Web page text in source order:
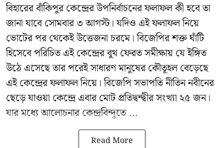
বিহারের বাঁকিপুর কেন্দ্রের উপনির্বাচনের ফলাফল কী হবে তা
জানা যাবে সোমবার ৩ আগস্ট। যদিও এই ফলাফল নিয়ে
ভোটের পর থেকেই উত্তেজনা চরমে। বিজেপির শক্ত ঘাঁটি
হিসেবে পরিচিত এই কেন্দ্রের বুথ ফেরত সমীক্ষায় যে ইঙ্গিত
উঠে এসেছে তার পরেই সাধারণ মানুষের কৌতূহল বেড়েছে
এই কেন্দ্রের ফলাফল নিয়ে। বিজেপি সভাপতি নীতিন নবীনের
ছেড়ে যাওয়া কেন্দ্রে এবার মোট প্রতিদ্বন্দ্বীর সংখ্যা ২৫ জন।
যার মধ্যে আলোচনার কেন্দ্রবিন্দুতে ...
Read More